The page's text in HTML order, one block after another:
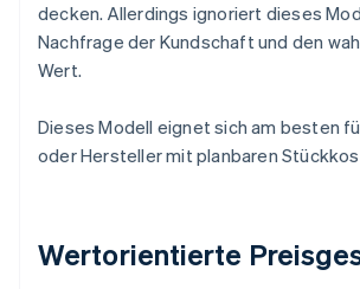
decken. Allerdings ignoriert dieses
Nachfrage der Kundschaft und den
Wert.
Dieses Modell eignet sich am besten
oder Hersteller mit planbaren
Wertorientierte